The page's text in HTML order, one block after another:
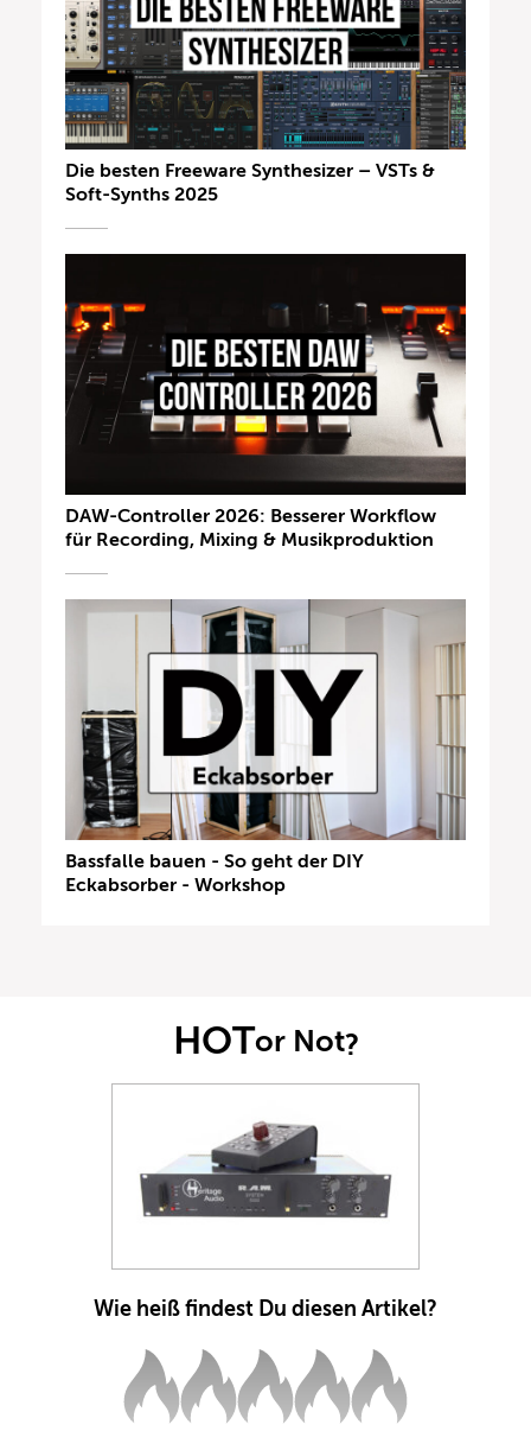
Die besten Freeware Synthesizer – VSTs &
Soft-Synths 2025
DAW-Controller 2026: Besserer Workflow
für Recording, Mixing & Musikproduktion
Bassfalle bauen - So geht der DIY
Eckabsorber - Workshop
HOTor Not?
Wie heiß findest Du diesen Artikel?